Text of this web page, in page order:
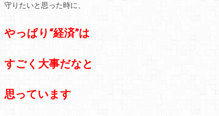
守りたいと思った時に、
やっぱり“経済”は
すごく大事だなと
思っています